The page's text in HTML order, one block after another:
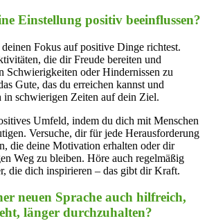
Einstellung positiv beeinflussen?
Fokus auf positive Dinge richtest.
die dir Freude bereiten und
Schwierigkeiten oder Hindernissen zu
Gute, das du erreichen kannst und
in schwierigen Zeiten auf dein Ziel.
Umfeld, indem du dich mit Menschen
Versuche, dir für jede Herausforderung
die deine Motivation erhalten oder dir
Weg zu bleiben. Höre auch regelmäßig
die dich inspirieren – das gibt dir Kraft.
neuen Sprache auch hilfreich,
länger durchzuhalten?